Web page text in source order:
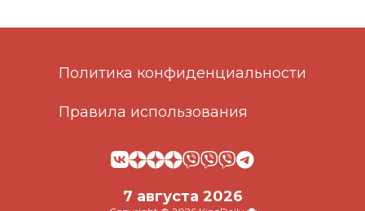
Политика конфиденциальности
Правила использования
7 августа 2026